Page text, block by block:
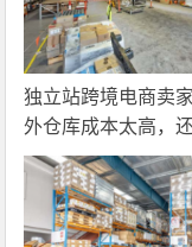
独立站跨境电商卖
外仓库成本太高，
接找第三方自营海